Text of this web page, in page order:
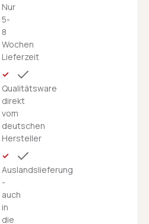
Nur
5-
8
Wochen
Lieferzeit
Qualitätsware
direkt
vom
deutschen
Hersteller
Auslandslieferung
-
auch
in
die